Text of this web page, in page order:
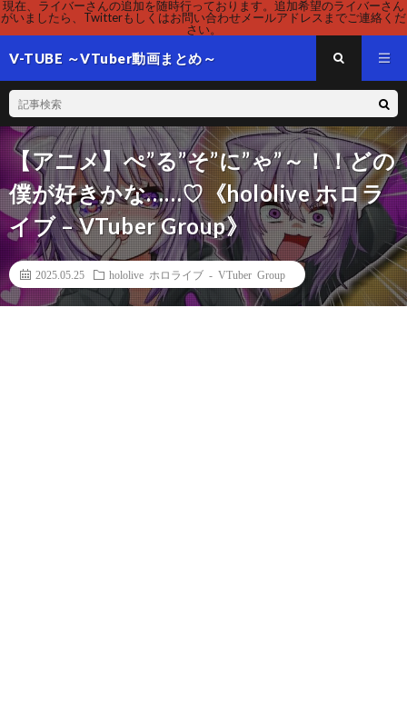
現在、ライバーさんの追加を随時行っております。追加希望のライバーさん
がいましたら、Twitterもしくはお問い合わせメールアドレスまでご連絡くだ
さい。
V-TUBE ～VTuber動画まとめ～
【アニメ】ぺ”る”そ”に”ゃ”～！！どの
僕が好きかな……♡《hololive ホロラ
イブ – VTuber Group》
2025.05.25 hololive ホロライブ - VTuber Group